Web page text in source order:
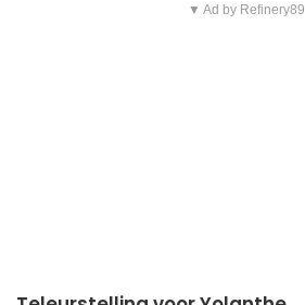
▼ Ad by Refinery89